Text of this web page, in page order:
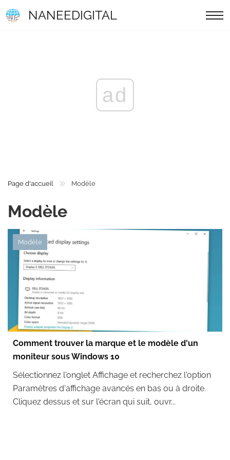
NANEEDIGITAL
ad
Page d'accueil Modèle
Modèle
Modèle
Comment trouver la marque et le modèle d'un
moniteur sous Windows 10
Sélectionnez l'onglet Affichage et recherchez l'option
Paramètres d'affichage avancés en bas ou à droite.
Cliquez dessus et sur l'écran qui suit, ouvr...